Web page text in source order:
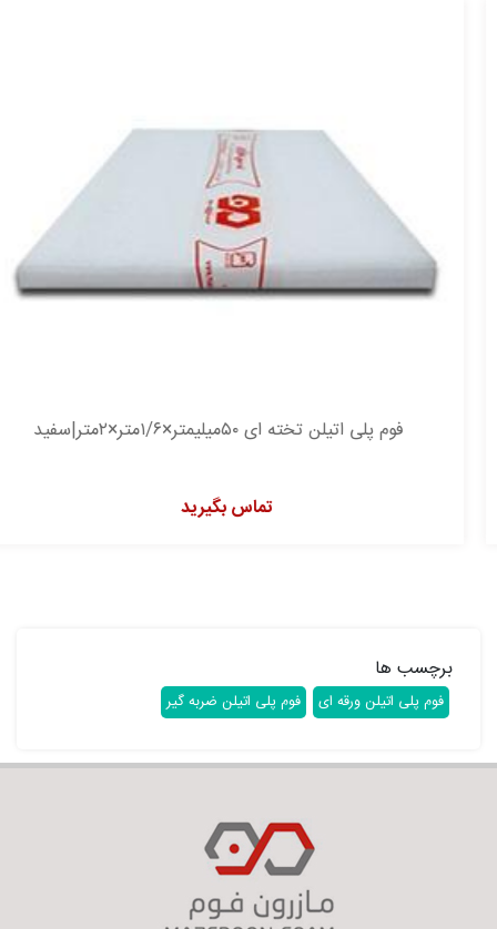
فوم پلی اتیلن تخته ای ۵۰میلیمتر×۱/۶متر×۲متر|سفید
تماس بگیرید
برچسب ها
فوم پلی اتیلن ورقه ای فوم پلی اتیلن ضربه گیر